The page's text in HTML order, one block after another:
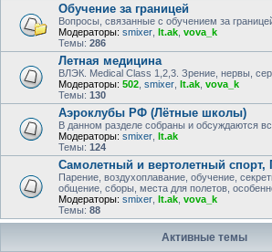
Обучение за границей
Вопросы, связанные с обучением за
Модераторы: smixer lt.ak vova_k
Темы: 286
Летная медицина
ВЛЭК. Medical Class 1,2,3. Зрение, нервы,
Модераторы: 502 smixer lt.ak vova_k
Темы: 130
Аэроклубы РФ (Лётные школы)
В данном разделе собраны и обсуждаются
Модераторы: smixer lt.ak
Темы: 124
Самолетный и вертолетный
Парение, воздухоплавание, обучение,
общение, сборы, места для полетов,
Модераторы: smixer lt.ak vova_k
Темы: 88
Активные темы